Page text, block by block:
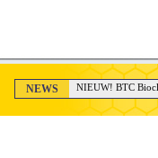
NEWS NIEUW! BTC